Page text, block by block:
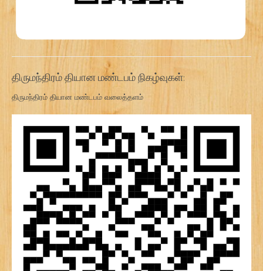
திருமந்திரம் தியான மண்டபம் நிகழ்வுகள்:
திருமந்திரம் தியான மண்டபம் வலைத்தளம்